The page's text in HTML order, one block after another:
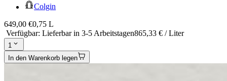
Colgin
649,00 €0,75 L
Verfügbar: Lieferbar in 3-5 Arbeitstagen865,33 € / Liter
1
In den Warenkorb legen